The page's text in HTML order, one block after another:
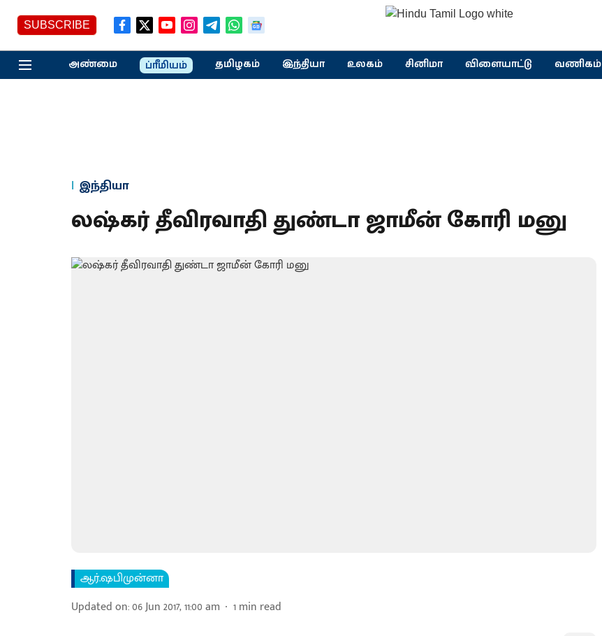
SUBSCRIBE
அண்மை ப்ரீமியம் தமிழகம் இந்தியா உலகம் சினிமா விளையாட்டு வணிகம்
இந்தியா
லஷ்கர் தீவிரவாதி துண்டா ஜாமீன் கோரி மனு
ஆர்.ஷபிமுன்னா
Updated on:06 Jun 2017, 11:00 am 1min read